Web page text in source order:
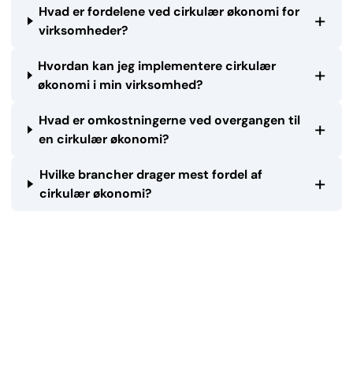
Hvad er fordelene ved cirkulær økonomi for
virksomheder?
+
Hvordan kan jeg implementere cirkulær
økonomi i min virksomhed?
+
Hvad er omkostningerne ved overgangen til
en cirkulær økonomi?
+
Hvilke brancher drager mest fordel af
cirkulær økonomi?
+